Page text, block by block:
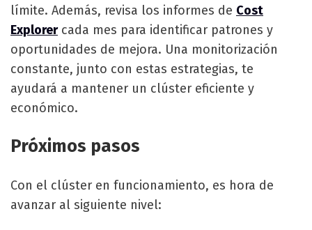
límite. Además, revisa los informes de Cost
Explorercada mes para identificar patrones y
oportunidades de mejora. Una monitorización
constante, junto con estas estrategias, te
ayudará a mantener un clúster eficiente y
económico.
Próximos pasos
Con el clúster en funcionamiento, es hora de
avanzar al siguiente nivel: